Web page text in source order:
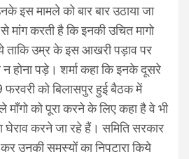
इस मामले को बार बार उठाया जा
मांग करती है कि इनकी उचित मागो
ताकि उम्र के इस आखरी पड़ाव पर
होना पड़े। शर्मा कहा कि इनके दूसरे
फरवरी को बिलासपुर हुई बैठक में
माँगो को पूरा करने के लिए कहा है वे भी
घेराव करने जा रहे हैं। समिति सरकार
उनकी समस्यों का निपटारा किये